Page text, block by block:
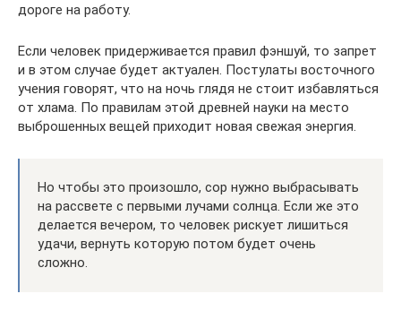
дороге на работу.
Если человек придерживается правил фэншуй, то запрет
и в этом случае будет актуален. Постулаты восточного
учения говорят, что на ночь глядя не стоит избавляться
от хлама. По правилам этой древней науки на место
выброшенных вещей приходит новая свежая энергия.
Но чтобы это произошло, сор нужно выбрасывать
на рассвете с первыми лучами солнца. Если же это
делается вечером, то человек рискует лишиться
удачи, вернуть которую потом будет очень
сложно.